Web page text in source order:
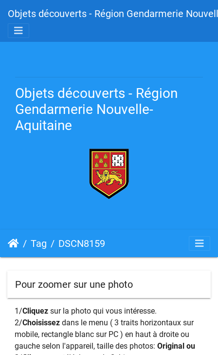
Objets découverts - Région Gendarmerie
Objets découverts - Région
Gendarmerie Nouvelle-
Aquitaine
Tag DSCN8159
Pour zoomer sur une photo
1/Cliquez sur la photo qui vous intéresse.
2/Choisissez dans le menu ( 3 traits horizontaux sur
mobile, rectangle blanc sur PC ) en haut à droite ou
gauche selon l'appareil, taille des photos: Original ou